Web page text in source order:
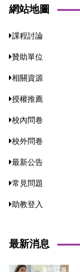
網站地圖
課程討論
贊助單位
相關資源
授權推薦
校內問卷
校外問卷
最新公告
常見問題
助教登入
最新消息